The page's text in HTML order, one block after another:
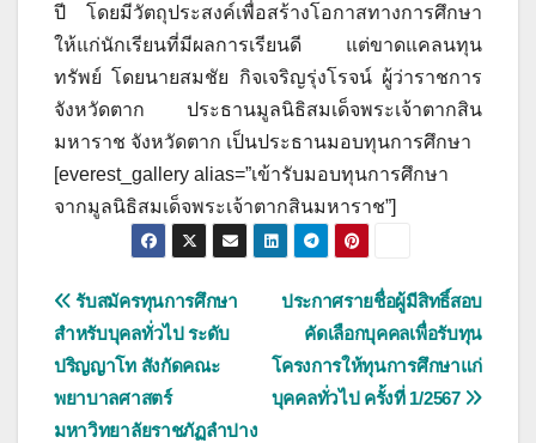
ปี โดยมีวัตถุประสงค์เพื่อสร้างโอกาสทางการศึกษา
ให้แก่นักเรียนที่มีผลการเรียนดี แต่ขาดแคลนทุน
ทรัพย์ โดยนายสมชัย กิจเจริญรุ่งโรจน์ ผู้ว่าราชการ
จังหวัดตาก ประธานมูลนิธิสมเด็จพระเจ้าตากสิน
มหาราช จังหวัดตาก เป็นประธานมอบทุนการศึกษา
[everest_gallery alias=”เข้ารับมอบทุนการศึกษา
จากมูลนิธิสมเด็จพระเจ้าตากสินมหาราช”]
แนะแนว
เรื่อง
ประกาศรายชื่อผู้มีสิทธิ์สอบ
คัดเลือกบุคคลเพื่อรับทุน
โครงการให้ทุนการศึกษาแก่
บุคคลทั่วไป ครั้งที่ 1/2567
รับสมัครทุนการศึกษา
สำหรับบุคลทั่วไป ระดับ
ปริญญาโท สังกัดคณะ
พยาบาลศาสตร์
มหาวิทยาลัยราชภัฏลำปาง